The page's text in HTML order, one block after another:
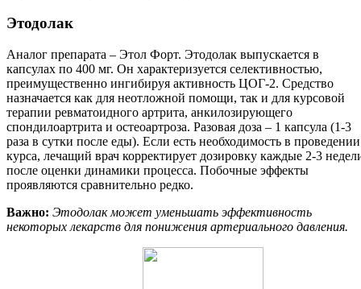
Этодолак
Аналог препарата – Этол Форт. Этодолак выпускается в
капсулах по 400 мг. Он характеризуется селективностью,
преимущественно ингибируя активность ЦОГ-2. Средство
назначается как для неотложной помощи, так и для курсовой
терапии ревматоидного артрита, анкилозирующего
спондилоартрита и остеоартроза. Разовая доза – 1 капсула (1-3
раза в сутки после еды). Если есть необходимость в проведении
курса, лечащий врач корректирует дозировку каждые 2-3
после оценки динамики процесса. Побочные эффекты
проявляются сравнительно редко.
Важно: Этодолак может уменьшать эффективность
некоторых лекарств для понижения артериального давления.